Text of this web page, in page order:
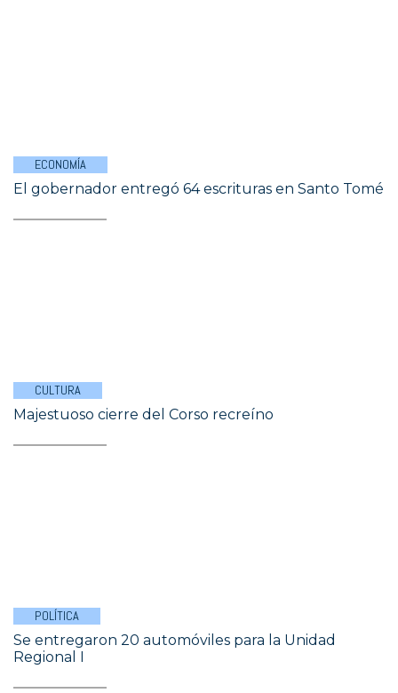
ECONOMÍA
El gobernador entregó 64 escrituras en Santo Tomé
CULTURA
Majestuoso cierre del Corso recreíno
POLÍTICA
Se entregaron 20 automóviles para la Unidad
Regional I